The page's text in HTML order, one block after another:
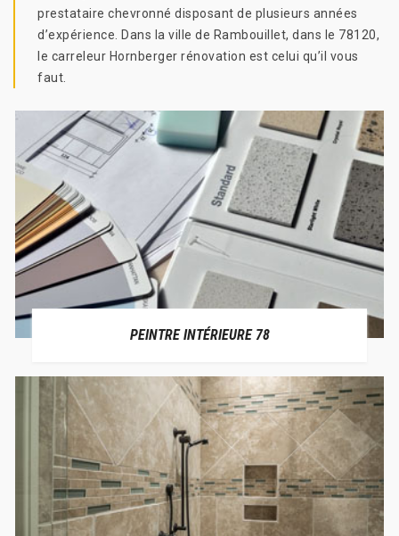
prestataire chevronné disposant de plusieurs années
d’expérience. Dans la ville de Rambouillet, dans le 78120,
le carreleur Hornberger rénovation est celui qu’il vous
faut.
PEINTRE INTÉRIEURE 78